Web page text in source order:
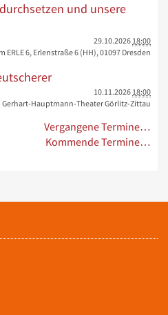
und unsere
29.10.2026 18:00
6, Erlenstraße 6 (HH), 01097 Dresden
10.11.2026 18:00
Hauptmann-Theater Görlitz-Zittau
Vergangene Termine…
Kommende Termine…